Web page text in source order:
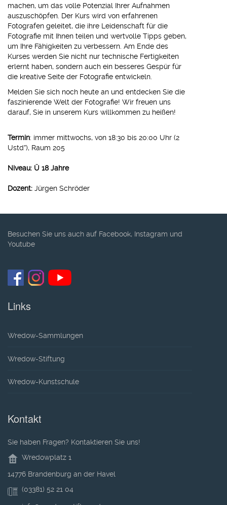
machen, um das volle Potenzial Ihrer Aufnahmen
auszuschöpfen. Der Kurs wird von erfahrenen
Fotografen geleitet, die ihre Leidenschaft für die
Fotografie mit Ihnen teilen und wertvolle Tipps geben,
um Ihre Fähigkeiten zu verbessern. Am Ende des
Kurses werden Sie nicht nur technische Fertigkeiten
erlernt haben, sondern auch ein besseres Gespür für
die kreative Seite der Fotografie entwickeln.
Melden Sie sich noch heute an und entdecken Sie die
faszinierende Welt der Fotografie! Wir freuen uns
darauf, Sie in unserem Kurs willkommen zu heißen!
Termin: immer mittwochs, von 18:30 bis 20:00 Uhr (2
Ustd*), Raum 205
Niveau: Ü 18 Jahre
Dozent: Jürgen Schröder
Besuchen Sie uns auch auf Facebook, Instagram und
Youtube
Links
Wredow-Sammlungen
Wredow-Stiftung
Wredow-Kunstschule
Kontakt
Sie haben Fragen? Kontaktieren Sie uns!
Wredowplatz 1
14776 Brandenburg an der Havel
(03381) 52 21 04